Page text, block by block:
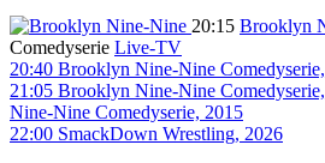
20:15 Brooklyn
Comedyserie Live-TV
20:40 Brooklyn Nine-Nine
21:05 Brooklyn Nine-Nine
Nine-Nine Comedyserie, 2015
22:00 SmackDown Wrestling, 2026